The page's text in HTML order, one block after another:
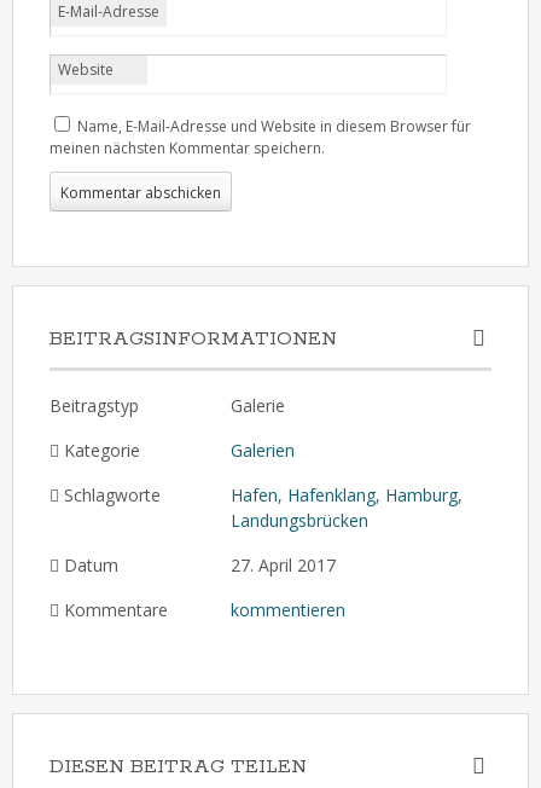
E-Mail-Adresse
Website
Name, E-Mail-Adresse und Website in diesem Browser für
meinen nächsten Kommentar speichern.
BEITRAGSINFORMATIONEN
Beitragstyp
Galerie
Kategorie
Galerien
Schlagworte
Hafen, Hafenklang, Hamburg,
Landungsbrücken
Datum
27. April 2017
Kommentare
kommentieren
DIESEN BEITRAG TEILEN